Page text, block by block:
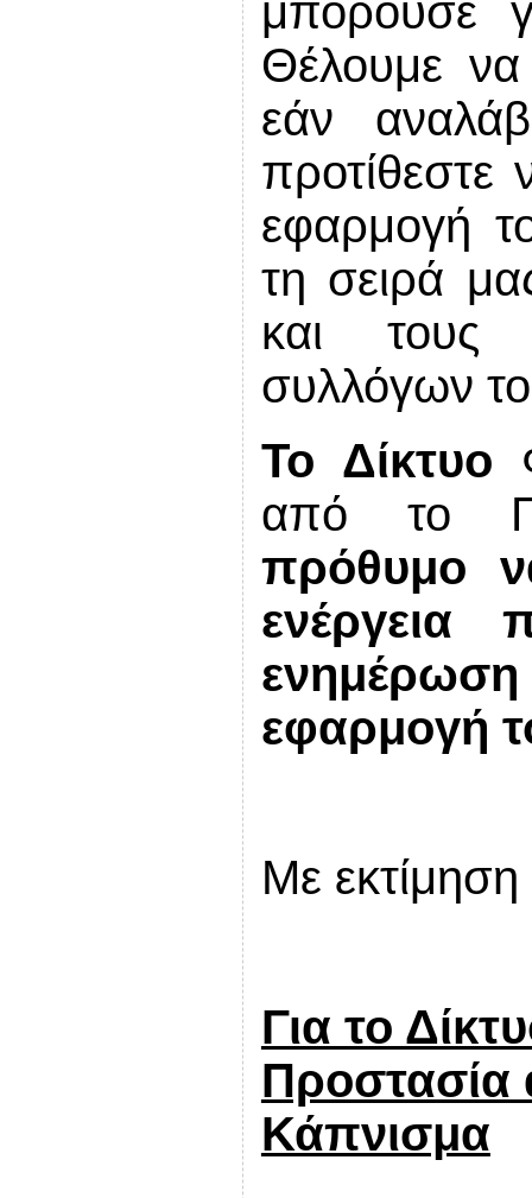
μπορούσε
Θέλουμε
εάν
εφαρμογή
τη σειρά
και τους
συλλόγων
Το Δίκτυο
από το
πρόθυμο
ενημέρωση
εφαρμογή
Με εκτίμηση
Για το
Προστασία
Κάπνισμα